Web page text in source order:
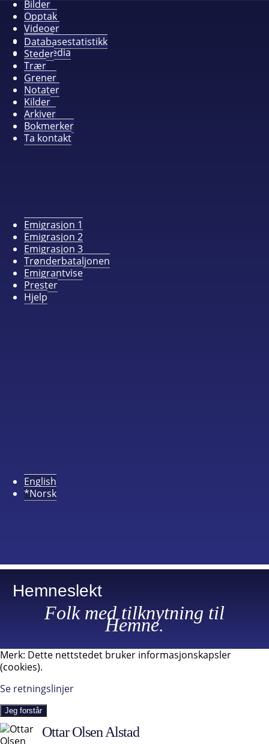
Bilder
Opptak
Videoer
Album
Alle media
Databasestatistikk
Steder
Trær
Grener
Notater
Kilder
Arkiver
Bokmerker
Ta kontakt
Emigrasjon 1
Emigrasjon 2
Emigrasjon 3
Trønderbataljonen
Emigrantvise
Prester
Hjelp
English
*Norsk
Hemneslekt
Folk med tilknytning til
Hemne.
Merk: Dette nettstedet bruker informasjonskapsler
(cookies).
Se retningslinjer
Jeg forstår
Ottar Olsen Alstad